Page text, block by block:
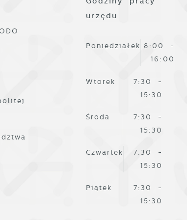
urzędu
Poniedziałek
8:00 -
16:00
Wtorek
7:30 -
15:30
Środa
7:30 -
15:30
Czwartek
7:30 -
15:30
Piątek
7:30 -
15:30
komunikatów mediów